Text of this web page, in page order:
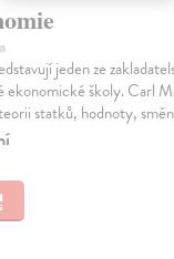
jeden ze
ekonomické školy. Carl
statků, hodnoty,